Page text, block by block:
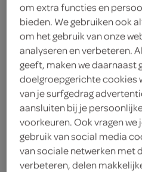
ingrediënten
ijsblokje
verse munt
mineraalwater met koolzuur
1 limoen
om extra functies en
bieden. We gebruiken ook
om het gebruik van onze
analyseren en verbeteren.
geeft, maken we daarnaast
doelgroepgerichte cookies
van je surfgedrag
aansluiten bij je
voorkeuren. Ook vragen
gebruik van social media
van sociale netwerken met
verbeteren, delen